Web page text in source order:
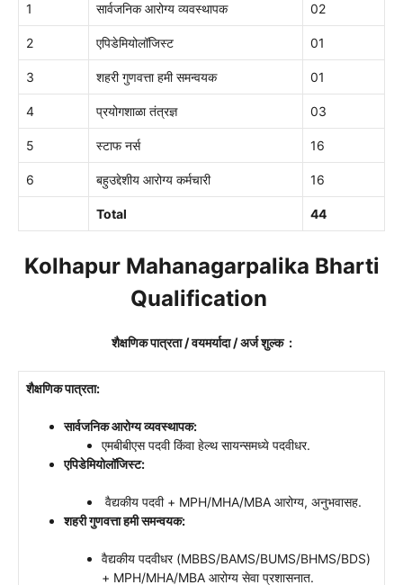
1 सार्वजनिक आरोग्य व्यवस्थापक 02
2 एपिडेमियोलॉजिस्ट 01
3 शहरी गुणवत्ता हमी समन्वयक 01
4 प्रयोगशाळा तंत्रज्ञ 03
5 स्टाफ नर्स 16
6 बहुउद्देशीय आरोग्य कर्मचारी 16
Total 44
Kolhapur Mahanagarpalika Bharti
Qualification
शैक्षणिक पात्रता / वयमर्यादा / अर्ज शुल्क :
शैक्षणिक पात्रता:
सार्वजनिक आरोग्य व्यवस्थापक:
एमबीबीएस पदवी किंवा हेल्थ सायन्समध्ये पदवीधर.
एपिडेमियोलॉजिस्ट:
वैद्यकीय पदवी + MPH/MHA/MBA आरोग्य, अनुभवासह.
शहरी गुणवत्ता हमी समन्वयक:
वैद्यकीय पदवीधर (MBBS/BAMS/BUMS/BHMS/BDS)
+ MPH/MHA/MBA आरोग्य सेवा प्रशासनात.